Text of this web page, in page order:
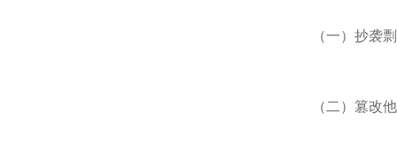
（一）抄袭
（二）篡改